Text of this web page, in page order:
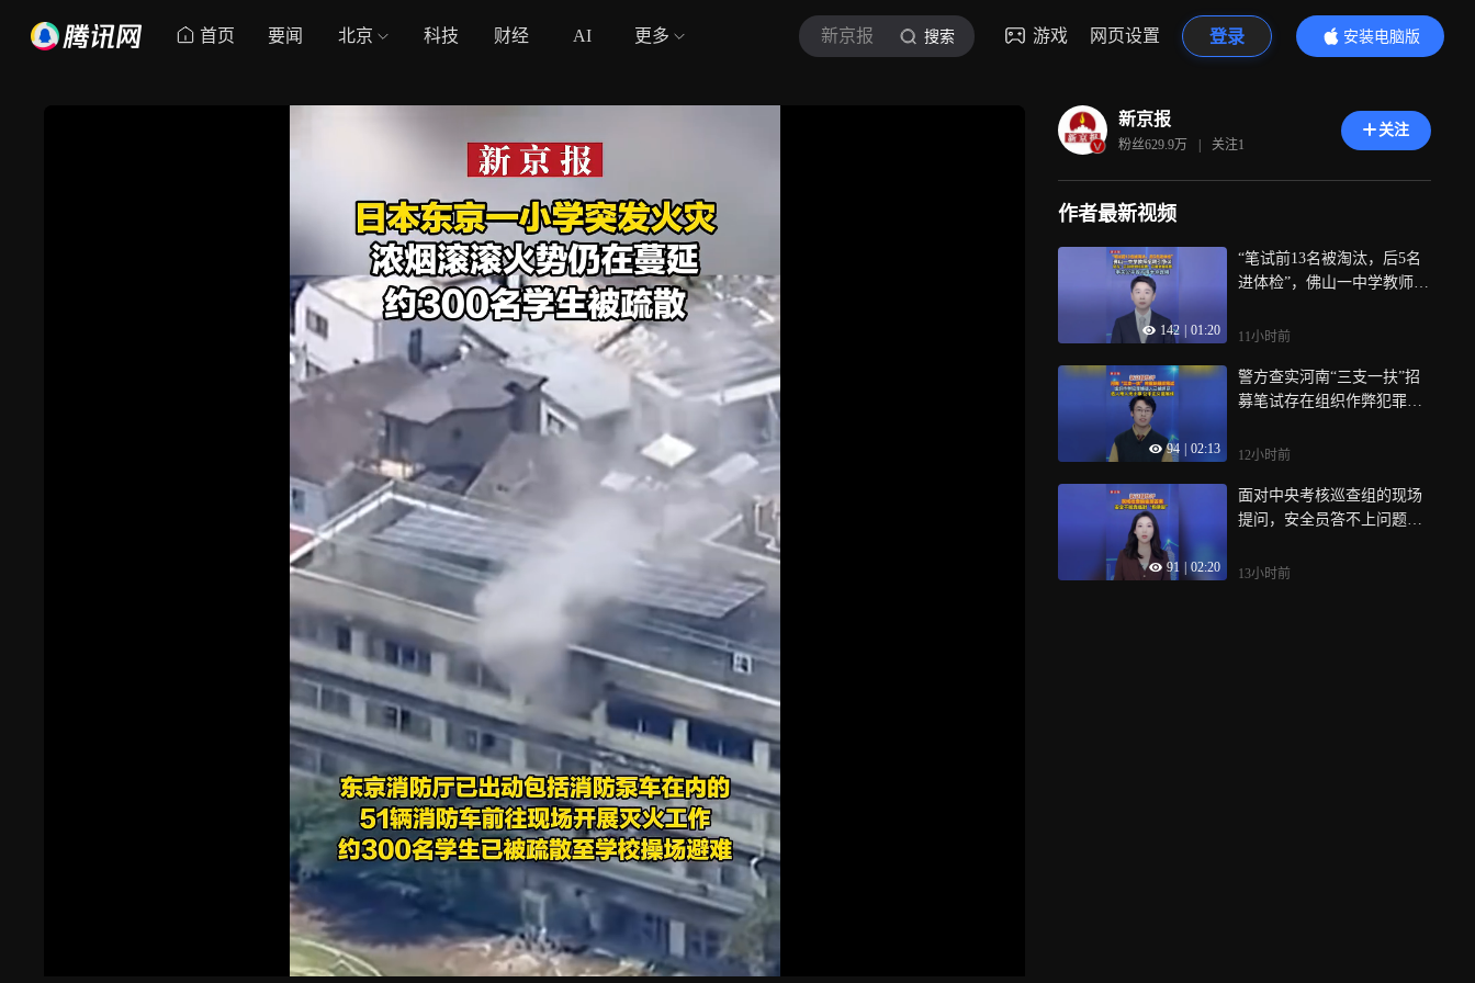
首页 要闻 北京 科技 财经 AI 更多 新京报 搜索 游戏 网页设置 登录
安装电脑版
内容更精彩
新京报
粉丝629.9万 | 关注1
关注
作者最新视频
142 01:20
“笔试前13名被淘汰，后5名
进体检”，佛山一中学教师招
校招聘，开展全面核查，事
11小时前
94 02:13
警方查实河南“三支一扶”招
募笔试存在组织作弊犯罪行
笔试成绩取消，定于8月22日
评：选人用人无小事，公平
正义是底线
12小时前
91 02:20
面对中央考核巡查组的现场
提问，安全员答不上问题，
新京报快评：安全不能靠临
13小时前